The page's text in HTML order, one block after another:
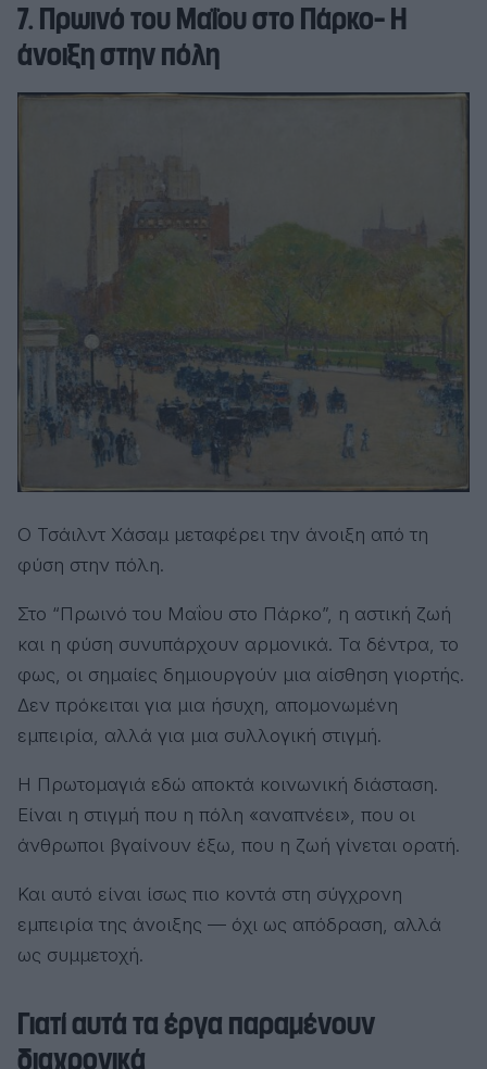
7. Πρωινό του Μαΐου στο Πάρκο– Η
άνοιξη στην πόλη
Ο Τσάιλντ Χάσαμ μεταφέρει την άνοιξη από τη
φύση στην πόλη.
Στο “Πρωινό του Μαΐου στο Πάρκο”, η αστική ζωή
και η φύση συνυπάρχουν αρμονικά. Τα δέντρα, το
φως, οι σημαίες δημιουργούν μια αίσθηση γιορτής.
Δεν πρόκειται για μια ήσυχη, απομονωμένη
εμπειρία, αλλά για μια συλλογική στιγμή.
Η Πρωτομαγιά εδώ αποκτά κοινωνική διάσταση.
Είναι η στιγμή που η πόλη «αναπνέει», που οι
άνθρωποι βγαίνουν έξω, που η ζωή γίνεται ορατή.
Και αυτό είναι ίσως πιο κοντά στη σύγχρονη
εμπειρία της άνοιξης — όχι ως απόδραση, αλλά
ως συμμετοχή.
Γιατί αυτά τα έργα παραμένουν
διαχρονικά